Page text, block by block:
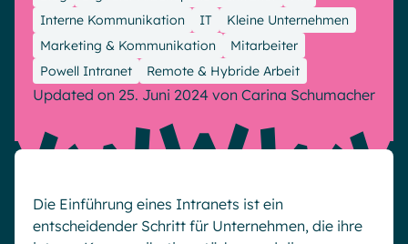
Plattform für digitale Zusammenarbeit
Digital Hub
Wissensbasis
Effizientes Wissensmanagement am Arbeitsplatz
Microsoft Gold Partner
Zertifizierter Microsoft-Experte
EnglishFrançaisDeutsch
Interne Kommunikation
IT
Kleine Unternehmen
Marketing & Kommunikation
Mitarbeiter
Powell Intranet
Remote & Hybride Arbeit
Updated on 25. Juni 2024 von Carina Schumacher
Die Einführung eines Intranets ist ein
entscheidender Schritt für Unternehmen, die ihre